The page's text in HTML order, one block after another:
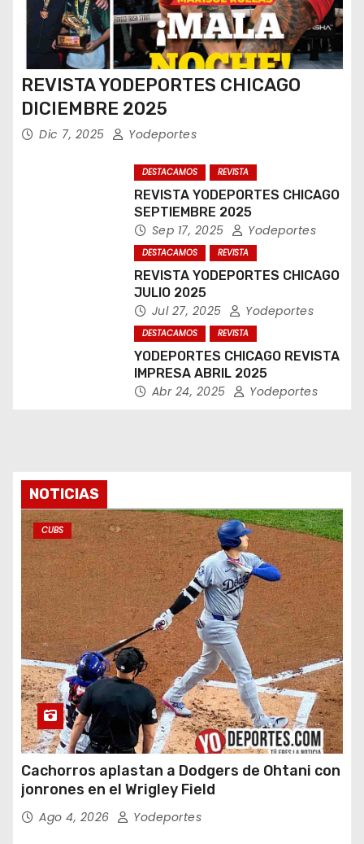
REVISTA YODEPORTES CHICAGO
DICIEMBRE 2025
Dic 7, 2025 Yodeportes
DESTACAMOS REVISTA
REVISTA YODEPORTES CHICAGO
SEPTIEMBRE 2025
Sep 17, 2025 Yodeportes
DESTACAMOS REVISTA
REVISTA YODEPORTES CHICAGO
JULIO 2025
Jul 27, 2025 Yodeportes
DESTACAMOS REVISTA
YODEPORTES CHICAGO REVISTA
IMPRESA ABRIL 2025
Abr 24, 2025 Yodeportes
NOTICIAS
CUBS
Cachorros aplastan a Dodgers de Ohtani con
jonrones en el Wrigley Field
Ago 4, 2026 Yodeportes